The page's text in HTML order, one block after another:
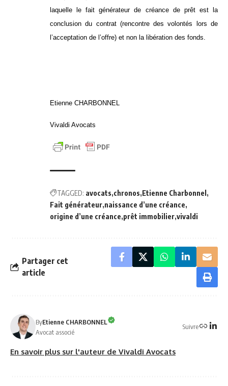
laquelle le fait générateur de créance de prêt est la
conclusion du contrat (rencontre des volontés lors de
l’acceptation de l’offre) et non la libération des fonds.
Etienne CHARBONNEL
Vivaldi Avocats
TAGGED: avocats chronos Etienne Charbonnel
Fait générateur naissance d’une créance
origine d’une créance prêt immobilier vivaldi
Partager cet
article
ByEtienne CHARBONNEL
Avocat associé
Suivre
En savoir plus sur l'auteur de Vivaldi Avocats